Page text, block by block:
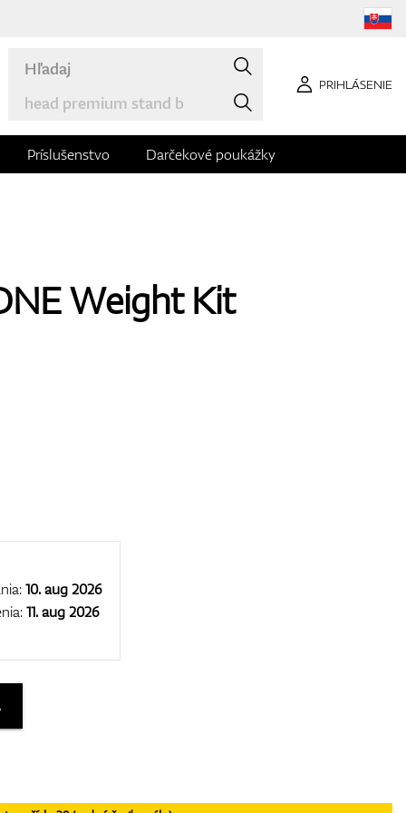
PRIHLÁSENIE
Príslušenstvo Darčekové poukážky
Weight Kit
10. aug 2026
11. aug 2026